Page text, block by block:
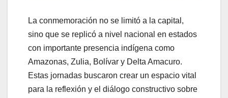
La conmemoración no se limitó a la capital,
sino que se replicó a nivel nacional en estados
con importante presencia indígena como
Amazonas, Zulia, Bolívar y Delta Amacuro.
Estas jornadas buscaron crear un espacio vital
para la reflexión y el diálogo constructivo sobre